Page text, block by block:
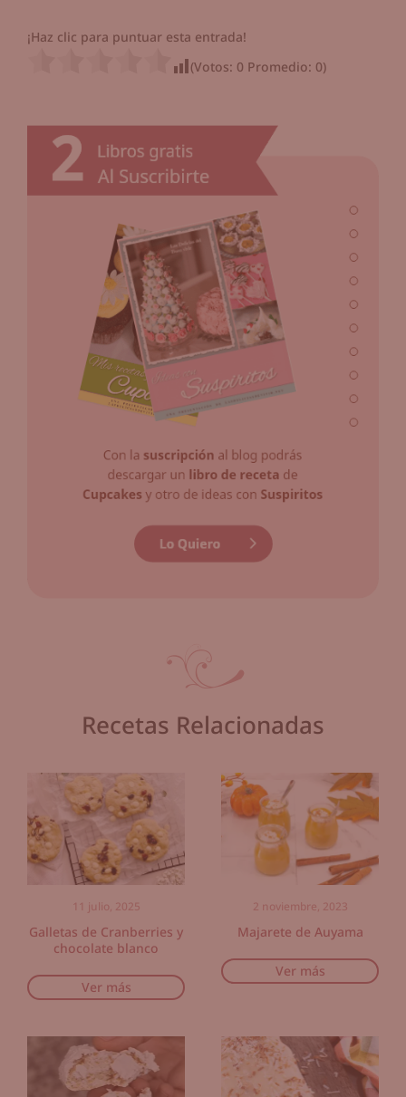
¡Haz clic para puntuar esta entrada!
(Votos: 0 Promedio: 0)
Recetas Relacionadas
11 julio, 2025
Galletas de Cranberries y
chocolate blanco
Ver más
2 noviembre, 2023
Majarete de Auyama
Ver más